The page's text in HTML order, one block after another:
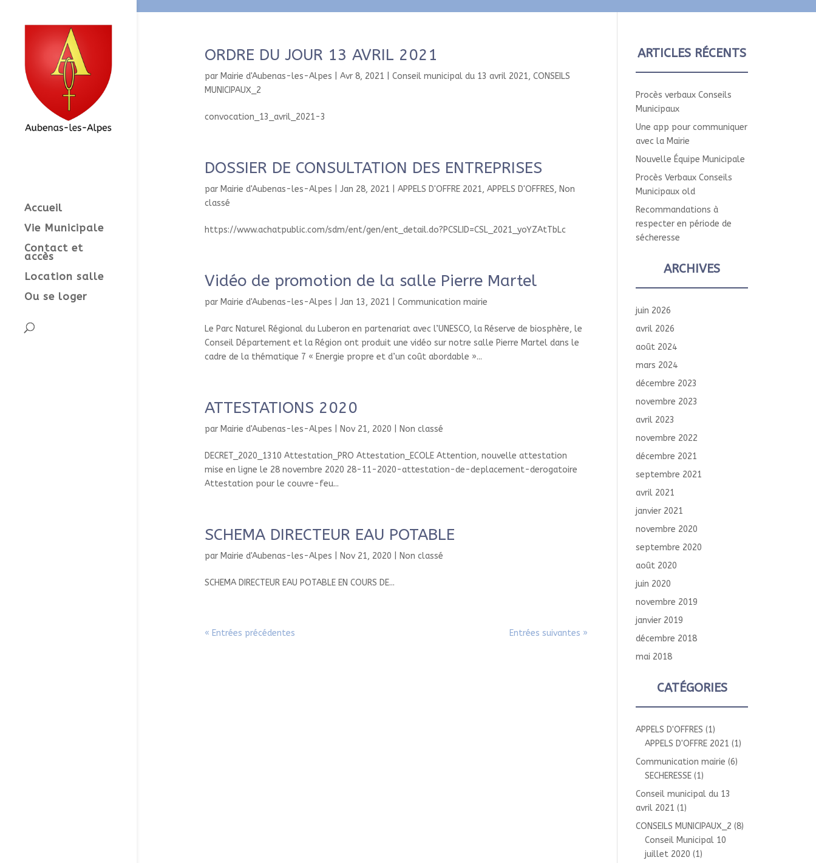
Accueil
Vie Municipale
Contact et
accès
Location salle
Ou se loger
ORDRE DU JOUR 13 AVRIL 2021
par Mairie d'Aubenas-les-Alpes Avr 8, 2021 Conseil municipal du 13 avril 2021, CONSEILS
MUNICIPAUX_2
convocation_13_avril_2021-3
DOSSIER DE CONSULTATION DES ENTREPRISES
par Mairie d'Aubenas-les-Alpes Jan 28, 2021 APPELS D'OFFRE 2021, APPELS D'OFFRES, Non
classé
https://www.achatpublic.com/sdm/ent/gen/ent_detail.do?PCSLID=CSL_2021_yoYZAtTbLc
Vidéo de promotion de la salle Pierre Martel
par Mairie d'Aubenas-les-Alpes Jan 13, 2021 Communication mairie
Le Parc Naturel Régional du Luberon en partenariat avec l’UNESCO, la Réserve de biosphère, le
Conseil Département et la Région ont produit une vidéo sur notre salle Pierre Martel dans le
cadre de la thématique 7 « Energie propre et d’un coût abordable »...
ATTESTATIONS 2020
par Mairie d'Aubenas-les-Alpes Nov 21, 2020 Non classé
DECRET_2020_1310 Attestation_PRO Attestation_ECOLE Attention, nouvelle attestation
mise en ligne le 28 novembre 2020 28-11-2020-attestation-de-deplacement-derogatoire
Attestation pour le couvre-feu...
SCHEMA DIRECTEUR EAU POTABLE
par Mairie d'Aubenas-les-Alpes Nov 21, 2020 Non classé
SCHEMA DIRECTEUR EAU POTABLE EN COURS DE...
« Entrées précédentes Entrées suivantes »
ARTICLES RÉCENTS
Procès verbaux Conseils
Municipaux
Une app pour communiquer
avec la Mairie
Nouvelle Équipe Municipale
Procès Verbaux Conseils
Municipaux old
Recommandations à
respecter en période de
sécheresse
ARCHIVES
juin 2026
avril 2026
août 2024
mars 2024
décembre 2023
novembre 2023
avril 2023
novembre 2022
décembre 2021
septembre 2021
avril 2021
janvier 2021
novembre 2020
septembre 2020
août 2020
juin 2020
novembre 2019
janvier 2019
décembre 2018
mai 2018
CATÉGORIES
APPELS D'OFFRES (1)
APPELS D'OFFRE 2021 (1)
Communication mairie (6)
SECHERESSE (1)
Conseil municipal du 13
avril 2021 (1)
CONSEILS MUNICIPAUX_2 (8)
Conseil Municipal 10
juillet 2020 (1)